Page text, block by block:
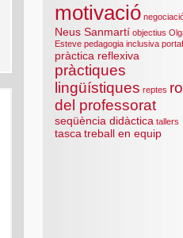
motivació
Neus Sanmartí objectius
Esteve pedagogia inclusiva
pràctica reflexiva
pràctiques
lingüístiques reptes
del professorat
seqüència didàctica tallers
tasca treball en equip